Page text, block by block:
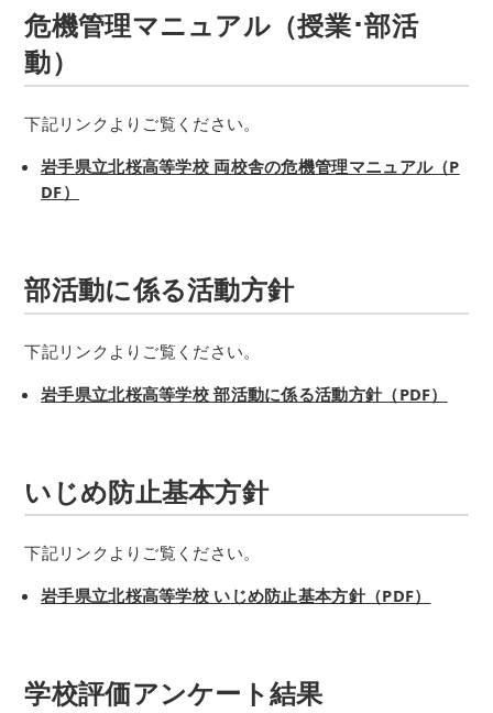
危機管理マニュアル（授業･部活
動）
下記リンクよりご覧ください。
岩手県立北桜高等学校 両校舎の危機管理マニュアル（P
DF）
部活動に係る活動方針
下記リンクよりご覧ください。
岩手県立北桜高等学校 部活動に係る活動方針（PDF）
いじめ防止基本方針
下記リンクよりご覧ください。
岩手県立北桜高等学校 いじめ防止基本方針（PDF）
学校評価アンケート結果